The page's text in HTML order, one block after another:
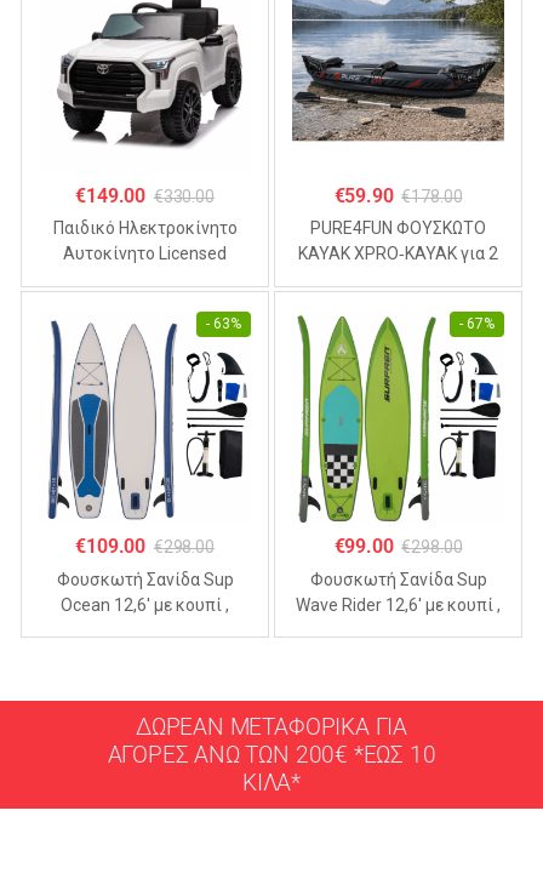
€149.00 €330.00
Παιδικό Ηλεκτροκίνητο
Αυτοκίνητο Licensed
€59.90 €178.00
PURE4FUN ΦΟΥΣΚΩΤΟ
KAYAK XPRO‑KAYAK για 2
- 63%
€109.00 €298.00
Φουσκωτή Σανίδα Sup
Ocean 12,6′ με κουπί ,
- 67%
€99.00 €298.00
Φουσκωτή Σανίδα Sup
Wave Rider 12,6′ με κουπί ,
ΔΩΡΕΑΝ ΜΕΤΑΦΟΡΙΚΑ ΓΙΑ
ΑΓΟΡΕΣ ΑΝΩ ΤΩΝ 200€ *ΕΩΣ 10
ΚΙΛΑ*